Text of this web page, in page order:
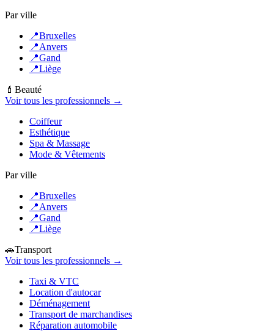
Par ville
📍Bruxelles
📍Anvers
📍Gand
📍Liège
💄 Beauté
Voir tous les professionnels →
Coiffeur
Esthétique
Spa & Massage
Mode & Vêtements
Par ville
📍Bruxelles
📍Anvers
📍Gand
📍Liège
🚗Transport
Voir tous les professionnels →
Taxi & VTC
Location d'autocar
Déménagement
Transport de marchandises
Réparation automobile